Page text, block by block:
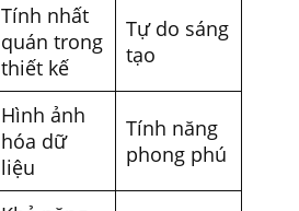
Tính nhất
quán trong
thiết kế
Tự do sáng
tạo
Hình ảnh
hóa dữ
liệu
Tính năng
phong phú